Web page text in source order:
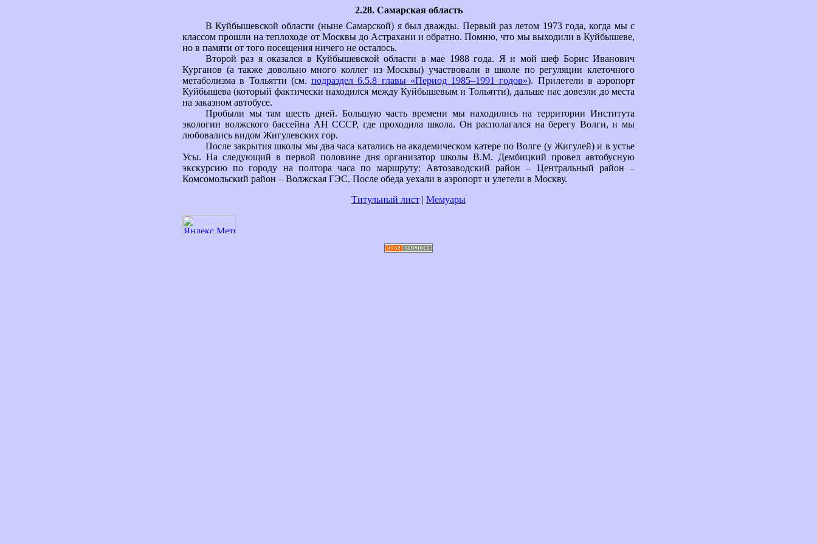
2.28. Самарская область
В Куйбышевской области (ныне Самарской) я был дважды. Первый раз летом 1973 года, когда мы с
классом прошли на теплоходе от Москвы до Астрахани и обратно. Помню, что мы выходили в Куйбышеве,
но в памяти от того посещения ничего не осталось.
Второй раз я оказался в Куйбышевской области в мае 1988 года. Я и мой шеф Борис Иванович
Курганов (а также довольно много коллег из Москвы) участвовали в школе по регуляции клеточного
метаболизма в Тольятти (см. подраздел 6.5.8 главы «Период 1985–1991 годов»). Прилетели в аэропорт
Куйбышева (который фактически находился между Куйбышевым и Тольятти), дальше нас довезли до места
на заказном автобусе.
Пробыли мы там шесть дней. Большую часть времени мы находились на территории Института
экологии волжского бассейна АН СССР, где проходила школа. Он располагался на берегу Волги, и мы
любовались видом Жигулевских гор.
После закрытия школы мы два часа катались на академическом катере по Волге (у Жигулей) и в устье
Усы. На следующий в первой половине дня организатор школы В.М. Дембицкий провел автобусную
экскурсию по городу на полтора часа по маршруту: Автозаводский район – Центральный район –
Комсомольский район – Волжская ГЭС. После обеда уехали в аэропорт и улетели в Москву.
Титульный лист | Мемуары